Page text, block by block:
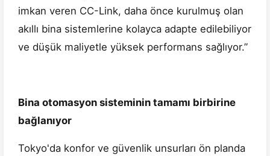
imkan veren CC-Link, daha önce kurulmuş olan
akıllı bina sistemlerine kolayca adapte edilebiliyor
ve düşük maliyetle yüksek performans sağlıyor.”
Bina otomasyon sisteminin tamamı birbirine
bağlanıyor
Tokyo'da konfor ve güvenlik unsurları ön planda